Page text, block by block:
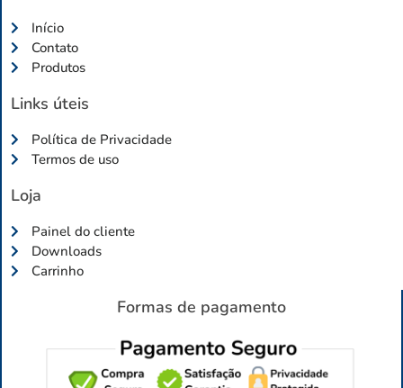
Início
Contato
Produtos
Links úteis
Política de Privacidade
Termos de uso
Loja
Painel do cliente
Downloads
Carrinho
Formas de pagamento